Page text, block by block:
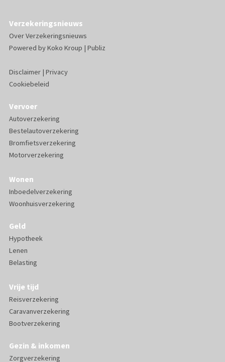
Verzekeringsnieuws
Over Verzekeringsnieuws
Powered byKoko Kroup | Publiz
Disclaimer| Privacy
Cookiebeleid
Vervoer
Autoverzekering
Bestelautoverzekering
Bromfietsverzekering
Motorverzekering
Wonen
Inboedelverzekering
Woonhuisverzekering
Geld
Hypotheek
Lenen
Belasting
Vrije tijd
Reisverzekering
Caravanverzekering
Bootverzekering
Gezin & inkomen
Zorgverzekering